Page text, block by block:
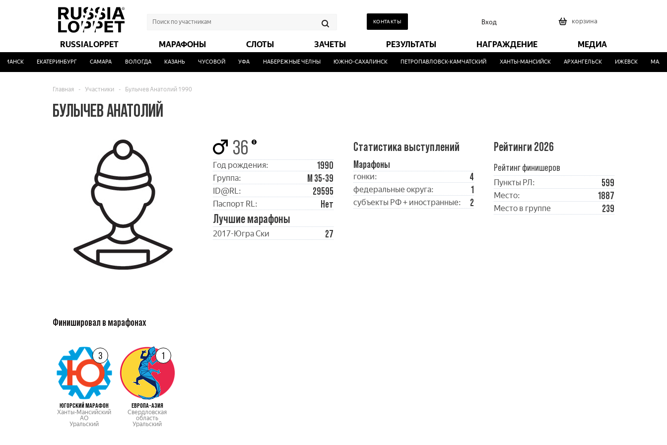
КОНТАКТЫ Вход корзина
RUSSIALOPPET МАРАФОНЫ СЛОТЫ ЗАЧЕТЫ РЕЗУЛЬТАТЫ НАГРАЖДЕНИЕ МЕДИА
ЕКАТЕРИНБУРГ САМАРА ВОЛОГДА КАЗАНЬ ЧУСОВОЙ УФА НАБЕРЕЖНЫЕ ЧЕЛНЫ ЮЖНО-САХАЛИНСК ПЕТРОПАВЛОВСК-КАМЧАТСКИЙ ХАНТЫ-МАНСИЙСК АРХАНГЕЛЬСК ИЖЕВСК
Главная - Участники - Булычев Анатолий 1990
БУЛЫЧЕВ АНАТОЛИЙ
36
Год рождения: 1990
Группа: М 35-39
ID@RL: 29595
Паспорт RL: Нет
Лучшие марафоны
2017-Югра Ски 27
Статистика выступлений
Марафоны
гонки: 4
федеральные округа: 1
субъекты РФ + иностранные: 2
Рейтинги 2026
Рейтинг финишеров
Пункты РЛ: 599
Место: 1887
Место в группе 239
Финишировал в марафонах
3
ЮГОРСКИЙ МАРАФОН
Ханты-Мансийский
АО
Уральский
1
ЕВРОПА-АЗИЯ
Свердловская
область
Уральский